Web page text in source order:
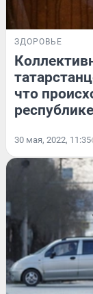
ЗДОРОВЬЕ
что
республике
30 мая, 2022, 11:35